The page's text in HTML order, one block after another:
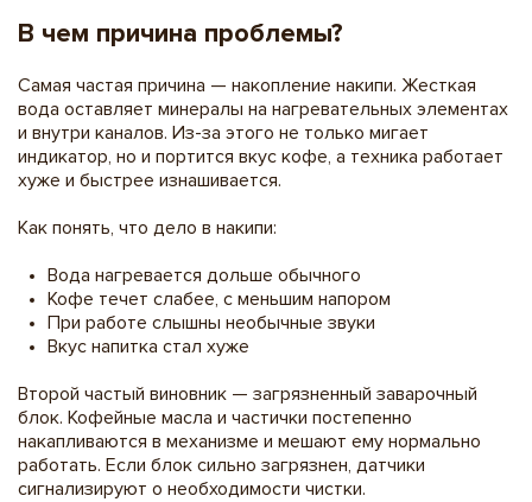
В чем причина проблемы?
Самая частая причина — накопление накипи. Жесткая
вода оставляет минералы на нагревательных элементах
и внутри каналов. Из-за этого не только мигает
индикатор, но и портится вкус кофе, а техника работает
хуже и быстрее изнашивается.
Как понять, что дело в накипи:
Вода нагревается дольше обычного
Кофе течет слабее, с меньшим напором
При работе слышны необычные звуки
Вкус напитка стал хуже
Второй частый виновник — загрязненный заварочный
блок. Кофейные масла и частички постепенно
накапливаются в механизме и мешают ему нормально
работать. Если блок сильно загрязнен, датчики
сигнализируют о необходимости чистки.